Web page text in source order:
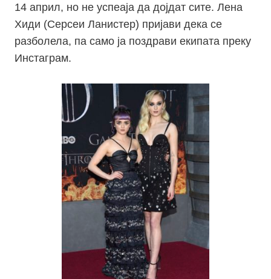
14 април, но не успеаја да дојдат сите. Лена
Хиди (Серсеи Ланистер) пријави дека се
разболела, па само ја поздрави екипата преку
Инстаграм.